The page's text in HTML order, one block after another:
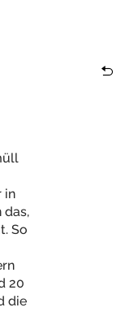
in
das,
So
20
die